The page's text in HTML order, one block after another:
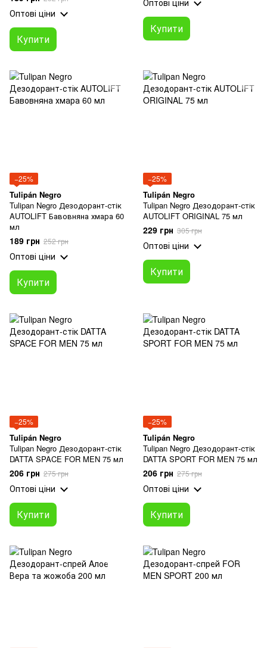
Оптові ціни
Купити
Оптові ціни
Купити
−25%
Tulipán Negro
Tulipan Negro Дезодорант-стік
AUTOLIFT Бавовняна хмара 60
мл
189 грн 252 грн
Оптові ціни
Купити
−25%
Tulipán Negro
Tulipan Negro Дезодорант-стік
AUTOLIFT ORIGINAL 75 мл
229 грн 305 грн
Оптові ціни
Купити
−25%
Tulipán Negro
Tulipan Negro Дезодорант-стік
DATTA SPACE FOR MEN 75 мл
206 грн 275 грн
Оптові ціни
Купити
−25%
Tulipán Negro
Tulipan Negro Дезодорант-стік
DATTA SPORT FOR MEN 75 мл
206 грн 275 грн
Оптові ціни
Купити